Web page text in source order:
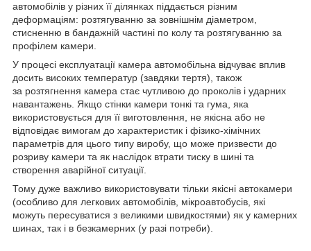
автомобілів у різних її ділянках піддається різним
деформаціям: розтягуванню за зовнішнім діаметром,
стисненню в бандажній частині по колу та розтягуванню за
профілем камери.
У процесі експлуатації камера автомобільна відчуває вплив
досить високих температур (завдяки тертя), також
за розтягнення камера стає чутливою до проколів і ударних
навантажень. Якщо стінки камери тонкі та гума, яка
використовується для її виготовлення, не якісна або не
відповідає вимогам до характеристик і фізико-хімічних
параметрів для цього типу виробу, що може призвести до
розриву камери та як наслідок втрати тиску в шині та
створення аварійної ситуації.
Тому дуже важливо використовувати тільки якісні автокамери
(особливо для легкових автомобілів, мікроавтобусів, які
можуть пересуватися з великими швидкостями) як у камерних
шинах, так і в безкамерних (у разі потреби).